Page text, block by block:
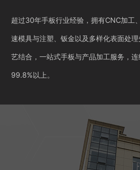
超过30年手板行业经验，拥有CNC加工
速模具与注塑、钣金以及多样化表面处
艺结合，一站式手板与产品加工服务，
99.8%以上。